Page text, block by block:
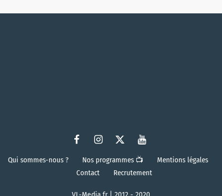
Qui sommes-nous ? Nos programmes 📺
Mentions légales
Contact
Recrutement